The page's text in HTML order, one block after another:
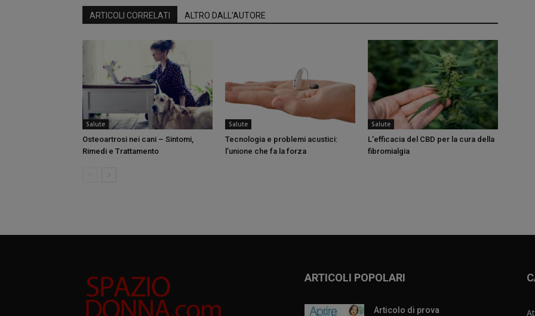
ARTICOLI CORRELATI ALTRO DALL'AUTORE
Salute
Osteoartrosi nei cani – Sintomi,
Rimedi e Trattamento
Salute
Tecnologia e problemi acustici:
l’unione che fa la forza
Salute
L’efficacia del CBD per la cura della
fibromialgia
ARTICOLI POPOLARI
Articolo di prova